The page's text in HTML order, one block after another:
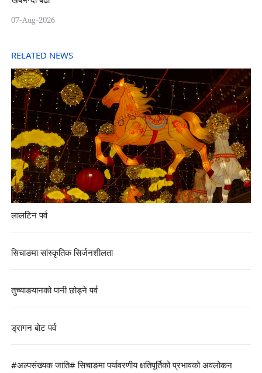
07-Aug-2026
RELATED NEWS
लालटिन पर्व
सिचाङमा सांस्कृतिक सिर्जनशीलता
तुच्याङयानको पानी छोड्ने पर्व
ड्रागन बोट पर्व
#अल्पसंख्यक जाति# सिचाङमा पर्यावरणीय क्षतिपूर्तिको प्रभावको अवलोकन